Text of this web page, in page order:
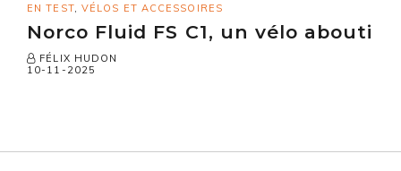
EN TEST, VÉLOS ET ACCESSOIRES
Norco Fluid FS C1, un vélo abouti
FÉLIX HUDON
10-11-2025